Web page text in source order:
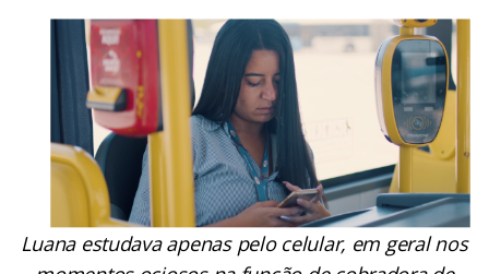
Luana estudava apenas pelo celular, em geral nos